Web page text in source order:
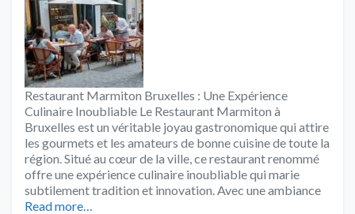
Restaurant Marmiton Bruxelles : Une Expérience
Culinaire Inoubliable Le Restaurant Marmiton à
Bruxelles est un véritable joyau gastronomique qui attire
les gourmets et les amateurs de bonne cuisine de toute la
région. Situé au cœur de la ville, ce restaurant renommé
offre une expérience culinaire inoubliable qui marie
subtilement tradition et innovation. Avec une ambiance
Read more…